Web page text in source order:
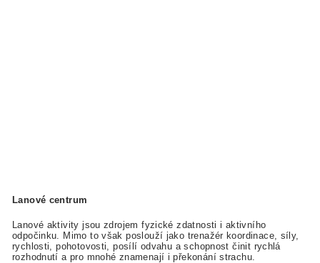
Lanové centrum
Lanové aktivity jsou zdrojem fyzické zdatnosti i aktivního
odpočinku. Mimo to však poslouží jako trenažér koordinace, síly,
rychlosti, pohotovosti, posílí odvahu a schopnost činit rychlá
rozhodnutí a pro mnohé znamenají i překonání strachu.